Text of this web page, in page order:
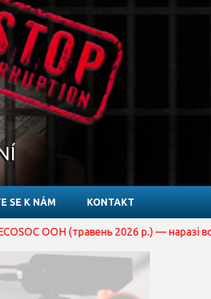
SE K NÁM KONTAKT
ООН (травень 2026 р.) — наразі вона